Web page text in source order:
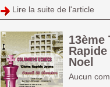
Lire la suite de l'article
13ème
Noel
Aucun